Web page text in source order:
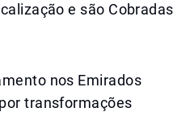
e são Cobradas
nos Emirados
transformações